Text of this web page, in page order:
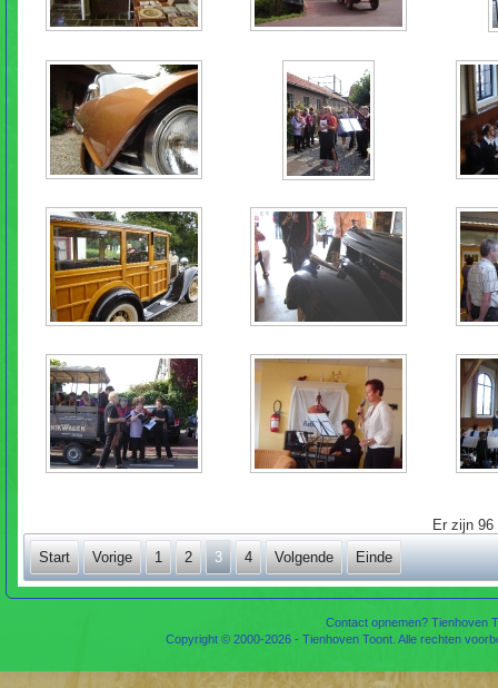
Er zijn
Start
Vorige 1 2 3 4 Volgende Einde
Contact opnemen? Tienhoven
Copyright © 2000-2026 - Tienhoven Toont. Alle rechten